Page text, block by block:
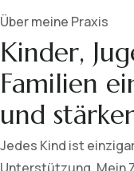
Über meine Praxis
Kinder,
Familien
und
Jedes Kind ist